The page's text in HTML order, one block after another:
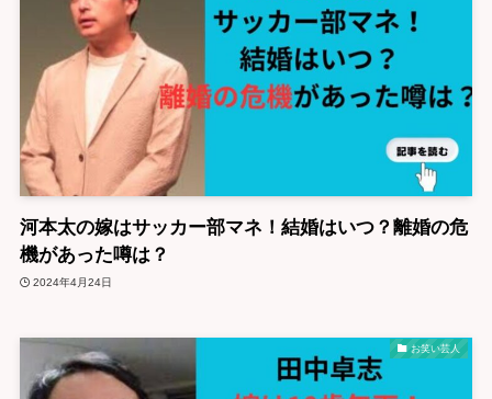
河本太の嫁はサッカー部マネ！結婚はいつ？離婚の危
機があった噂は？
2024年4月24日
お笑い芸人